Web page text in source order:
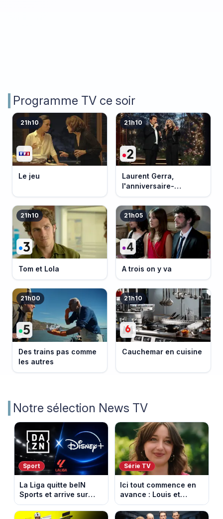
Programme TV ce soir
21h10
Le jeu
21h10
Laurent Gerra,
l'anniversaire-
événement
21h10
Tom et Lola
21h05
A trois on y va
21h00
Des trains pas comme
les autres
21h10
Cauchemar en cuisine
Notre sélection News TV
Sport
La Liga quitte beIN
Sports et arrive sur
DAZN et Disney+ en
France
Série TV
Ici tout commence en
avance : Louis et
Jasmine enfin en
couple. Episode du 7